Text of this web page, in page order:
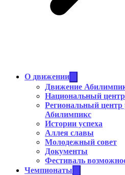
О движении
Движение
Национальный
Региональный
Абилимпикс
Истории успеха
Аллея славы
Молодежный совет
Документы
Фестиваль
Чемпионаты